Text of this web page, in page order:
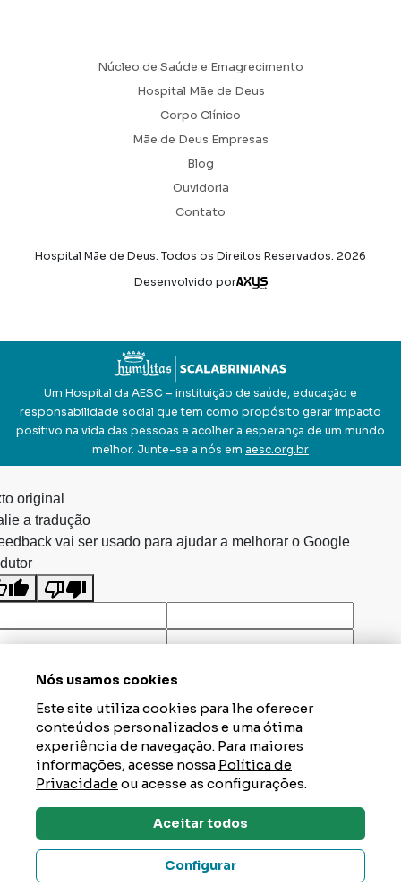
Núcleo de Saúde e Emagrecimento
Hospital Mãe de Deus
Corpo Clínico
Mãe de Deus Empresas
Blog
Ouvidoria
Contato
Hospital Mãe de Deus. Todos os Direitos Reservados. 2026
Desenvolvido por
Axysweb
Um Hospital da AESC – instituição de saúde, educação e
responsabilidade social que tem como propósito gerar impacto
positivo na vida das pessoas e acolher a esperança de um mundo
melhor. Junte-se a nós em aesc.org.br
Dúvidas? Tire Aqui
Nós usamos cookies
Este site utiliza cookies para lhe oferecer
conteúdos personalizados e uma ótima
experiência de navegação. Para maiores
informações, acesse nossa Política de
Privacidadeou acesse as configurações.
Aceitar todos
Configurar
original
a tradução
vai ser usado para ajudar a melhorar o Google